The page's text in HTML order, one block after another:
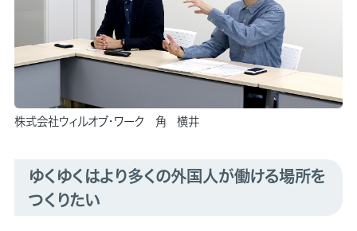
株式会社ウィルオブ・ワーク 角 横井
ゆくゆくはより多くの外国人が働ける場所を
つくりたい